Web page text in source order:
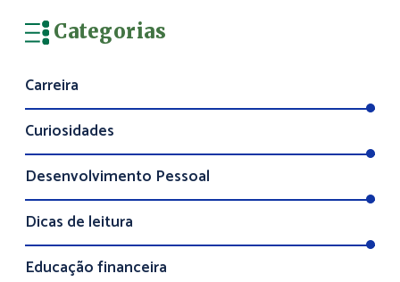
Categorias
Carreira
Curiosidades
Desenvolvimento Pessoal
Dicas de leitura
Educação financeira